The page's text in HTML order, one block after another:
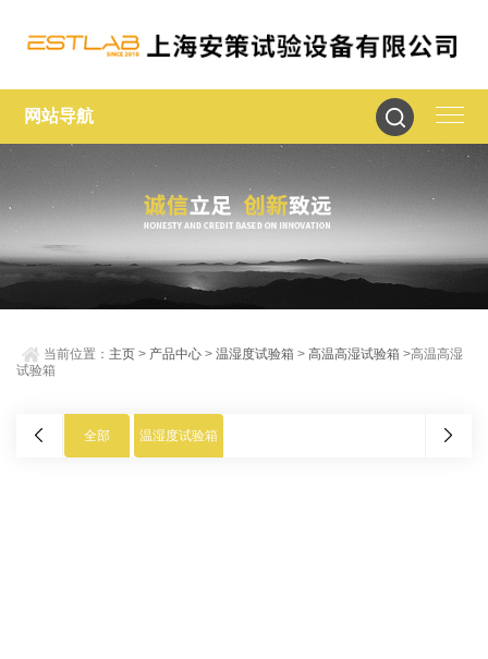
网站导航
当前位置： 主页 > 产品中心 >温湿度试验箱 >高温高湿试验箱 >高温高湿
试验箱
全部 温湿度试验箱